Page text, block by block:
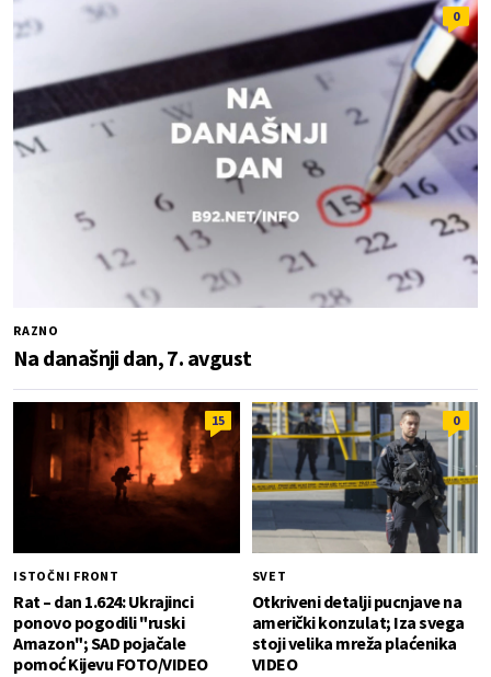
0
RAZNO
Na današnji dan, 7. avgust
15
ISTOČNI FRONT
Rat – dan 1.624: Ukrajinci
ponovo pogodili "ruski
Amazon"; SAD pojačale
pomoć Kijevu FOTO/VIDEO
0
SVET
Otkriveni detalji pucnjave na
američki konzulat; Iza svega
stoji velika mreža plaćenika
VIDEO